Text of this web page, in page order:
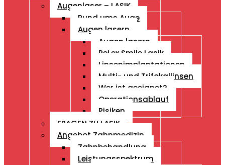
Augenlaser – LASIK
Rund ums Auge
Augen lasern
Augen lasern
ReLex Smile Lasik
Linsenimplantationen
Multi- und Trifokallinsen
Wer ist geeignet?
Operationsablauf
Risiken
FRAGEN ZU LASIK
Angebot Zahnmedizin
Zahnbehandlung
Leistungsspektrum